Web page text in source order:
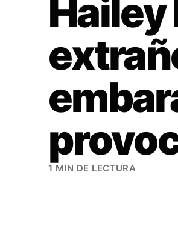
Hailey
1 MIN DE LECTURA